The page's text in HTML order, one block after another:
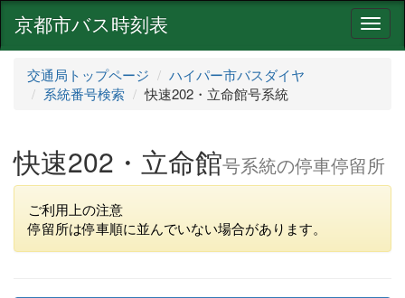
ナ
ビ
京都市バス時刻表
交通局トップページ
ハイパー市バスダイヤ
系統番号検索
快速202・立命館号系統
快速202・立命館号系統の停車停留所
ご利用上の注意
停留所は停車順に並んでいない場合があります。